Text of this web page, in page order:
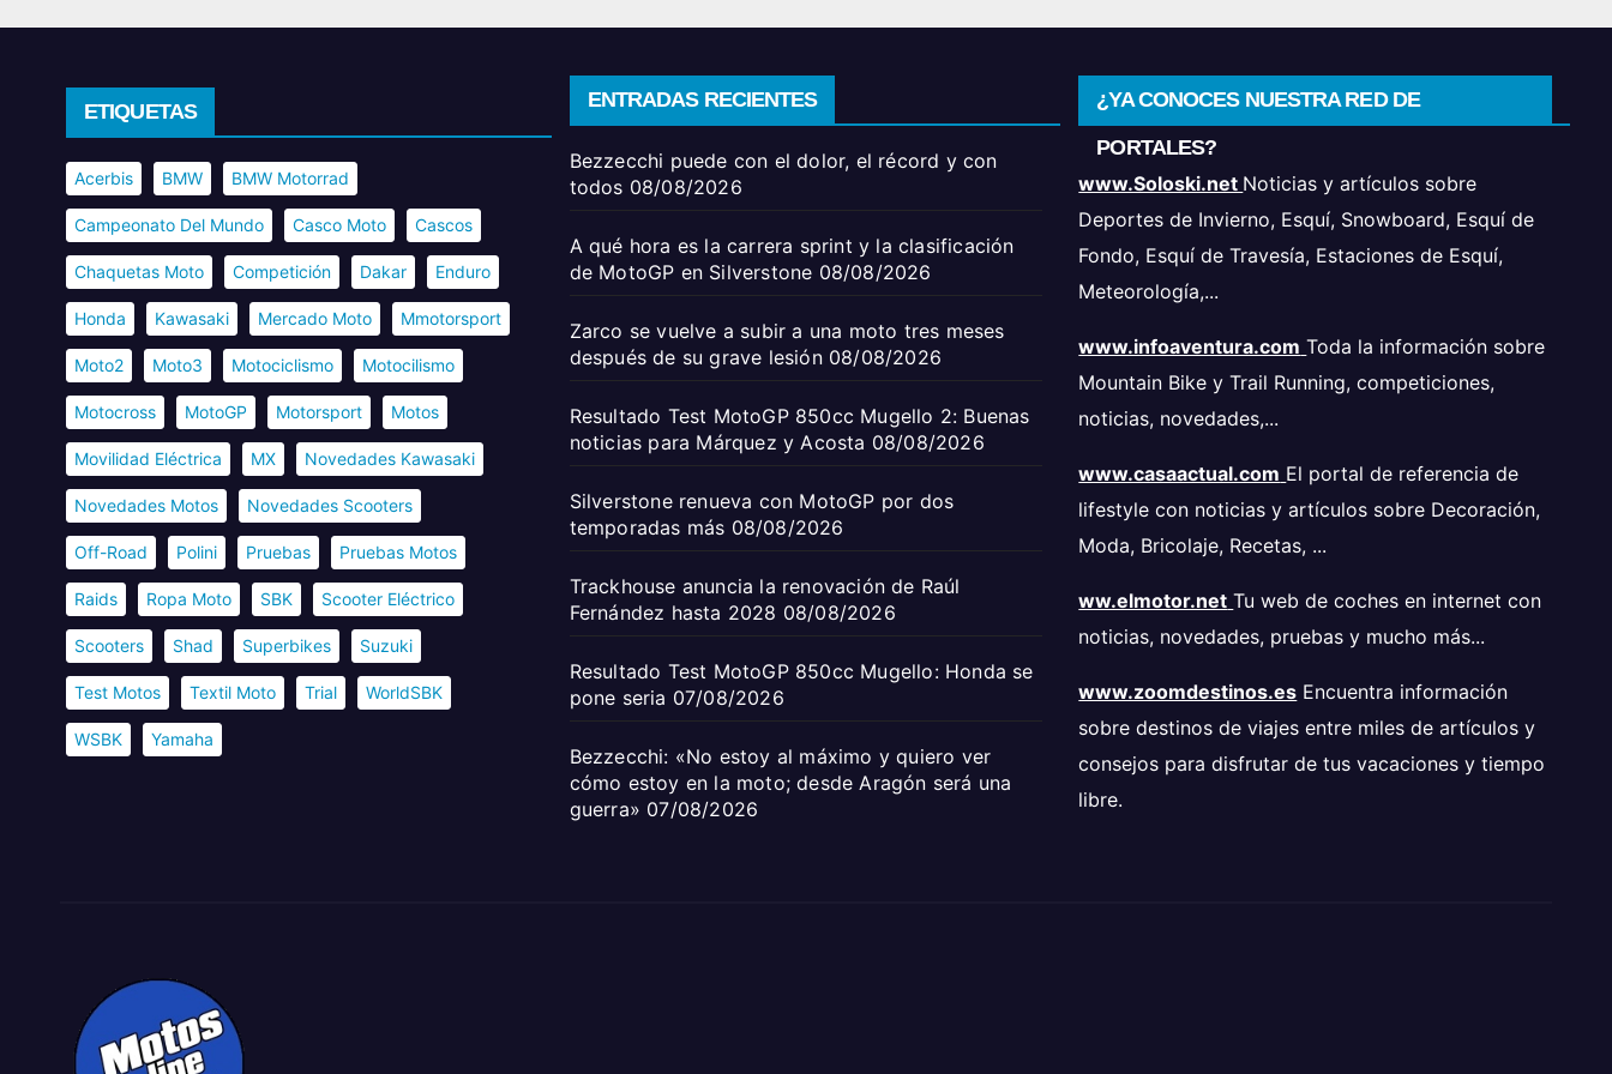
ETIQUETAS
Acerbis BMW BMW Motorrad
Campeonato Del Mundo Casco Moto Cascos
Chaquetas Moto Competición Dakar Enduro
Honda Kawasaki Mercado Moto Mmotorsport
Moto2 Moto3 Motociclismo Motocilismo
Motocross MotoGP Motorsport Motos
Movilidad Eléctrica MX Novedades Kawasaki
Novedades Motos Novedades Scooters
Off-Road Polini Pruebas Pruebas Motos
Raids Ropa Moto SBK Scooter Eléctrico
Scooters Shad Superbikes Suzuki
Test Motos Textil Moto Trial WorldSBK
WSBK Yamaha
ENTRADAS RECIENTES
Bezzecchi puede con el dolor, el récord y con
todos 08/08/2026
A qué hora es la carrera sprint y la clasificación
de MotoGP en Silverstone 08/08/2026
Zarco se vuelve a subir a una moto tres meses
después de su grave lesión 08/08/2026
Resultado Test MotoGP 850cc Mugello 2: Buenas
noticias para Márquez y Acosta 08/08/2026
Silverstone renueva con MotoGP por dos
temporadas más 08/08/2026
Trackhouse anuncia la renovación de Raúl
Fernández hasta 2028 08/08/2026
Resultado Test MotoGP 850cc Mugello: Honda se
pone seria 07/08/2026
Bezzecchi: «No estoy al máximo y quiero ver
cómo estoy en la moto; desde Aragón será una
guerra» 07/08/2026
¿YA CONOCES NUESTRA RED DE
PORTALES?
www.Soloski.net Noticias y artículos sobre
Deportes de Invierno, Esquí, Snowboard, Esquí de
Fondo, Esquí de Travesía, Estaciones de Esquí,
Meteorología,...
www.infoaventura.com Toda la información sobre
Mountain Bike y Trail Running, competiciones,
noticias, novedades,...
www.casaactual.com El portal de referencia de
lifestyle con noticias y artículos sobre Decoración,
Moda, Bricolaje, Recetas, ...
ww.elmotor.net Tu web de coches en internet con
noticias, novedades, pruebas y mucho más...
www.zoomdestinos.es Encuentra información
sobre destinos de viajes entre miles de artículos y
consejos para disfrutar de tus vacaciones y tiempo
libre.